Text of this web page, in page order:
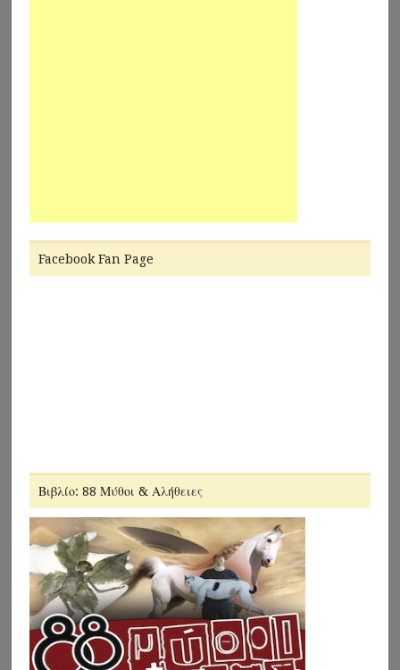
Facebook Fan Page
Βιβλίο: 88 Μύθοι & Αλήθειες